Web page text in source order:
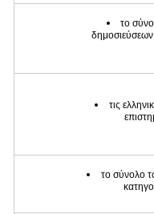
το
τις
το σύνολο